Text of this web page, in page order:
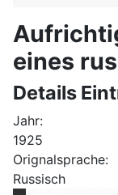
eines
Details
Jahr:
1925
Orignalsprache:
Russisch